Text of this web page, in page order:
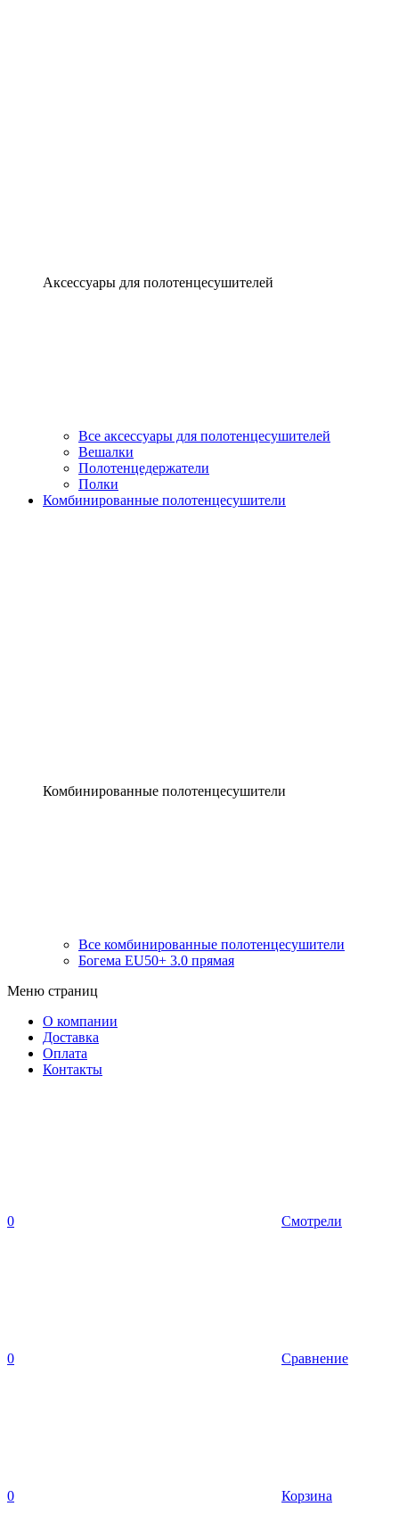
Аксессуары для полотенцесушителей
Все аксессуары для полотенцесушителей
Вешалки
Полотенцедержатели
Полки
Комбинированные полотенцесушители
Комбинированные полотенцесушители
Все комбинированные полотенцесушители
Богема EU50+ 3.0 прямая
Меню страниц
О компании
Доставка
Оплата
Контакты
0 Смотрели
0 Сравнение
0 Корзина